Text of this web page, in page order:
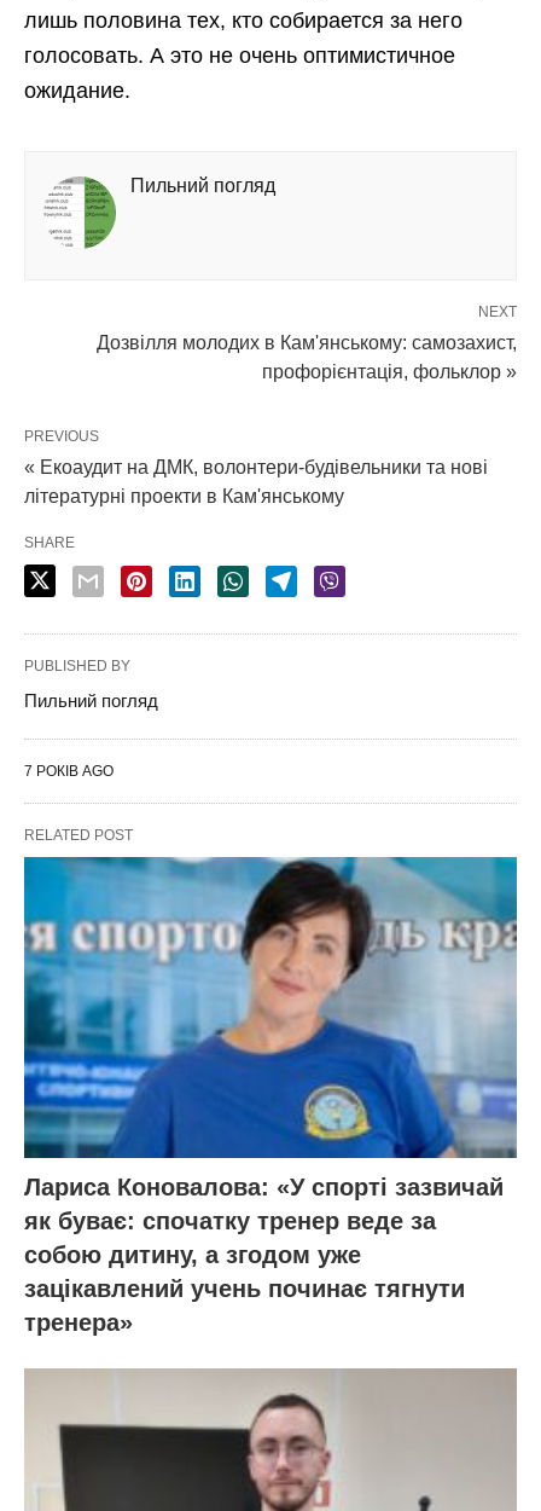
лишь половина тех, кто собирается за него
голосовать. А это не очень оптимистичное
ожидание.
Пильний погляд
NEXT
Дозвілля молодих в Кам'янському: самозахист,
профорієнтація, фольклор »
PREVIOUS
« Екоаудит на ДМК, волонтери-будівельники та нові
літературні проекти в Кам'янському
SHARE
PUBLISHED BY
Пильний погляд
7 РОКІВ AGO
RELATED POST
Лариса Коновалова: «У спорті зазвичай
як буває: спочатку тренер веде за
собою дитину, а згодом уже
зацікавлений учень починає тягнути
тренера»